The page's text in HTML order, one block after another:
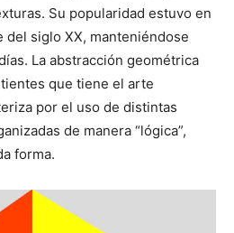
Su popularidad estuvo en
del siglo XX, manteniéndose
La abstracción geométrica
que tiene el arte
por el uso de distintas
de manera “lógica”,
forma.